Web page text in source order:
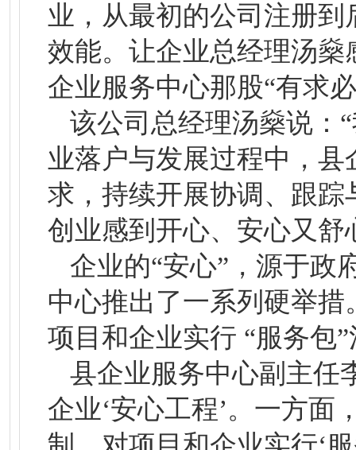
业，从最初的公司注册
效能。让企业总经理汤
企业服务中心那股“有求
该公司总经理汤燊说：
业落户与发展过程中，
求，持续开展协调、跟
创业感到开心、安心又舒
企业的“安心”，源于政
中心推出了一系列硬举
项目和企业实行 “服务包
县企业服务中心副主任
企业‘安心工程’。一方面